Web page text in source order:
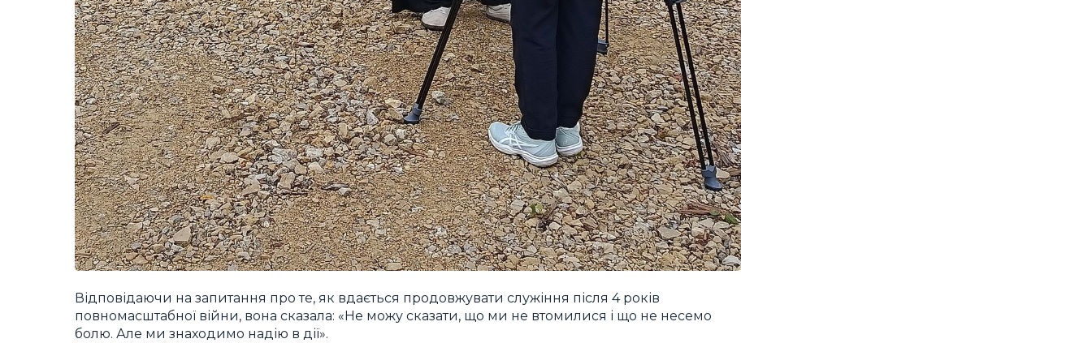
Відповідаючи на запитання про те, як вдається продовжувати служіння після 4 років
повномасштабної війни, вона сказала: «Не можу сказати, що ми не втомилися і що не несемо
болю. Але ми знаходимо надію в дії».